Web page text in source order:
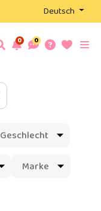
Deutsch
0 0
Geschlecht
Marke